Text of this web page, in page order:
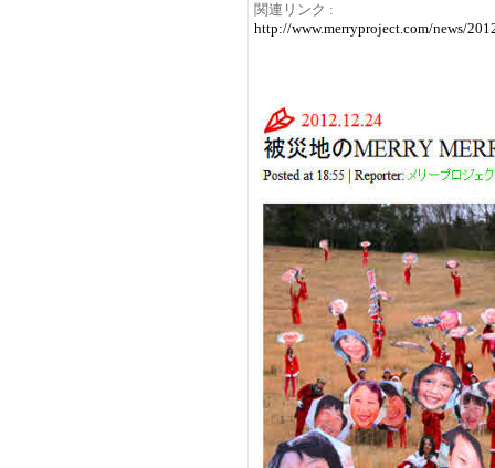
関連リンク :
http://www.merryproject.com/news/